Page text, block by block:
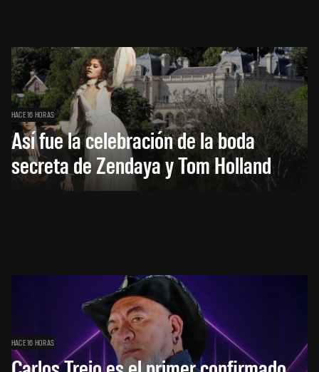
HACE 16 HORAS
Así fue la celebración de la boda
secreta de Zendaya y Tom Holland
HACE 16 HORAS